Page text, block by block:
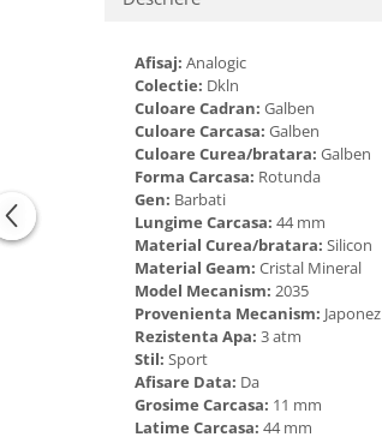
Cadouri pentru Bunici
Cadouri pentru Nasi si Fini
Cadouri pentru Mama
Cadouri pentru profesori sau absolventi
Cadouri Back to school
Cadouri Traditionale Romanesti
Cadouri pentru CUPLU El & Ea
Cadouri Iubitori de animale
Cadouri GRAVIDE
Afisaj: Analogic
Colectie: Dkln
Culoare Cadran: Galben
Culoare Carcasa: Galben
Culoare Curea/bratara: Galben
Forma Carcasa: Rotunda
Gen: Barbati
Lungime Carcasa: 44 mm
Material Curea/bratara: Silicon
Material Geam: Cristal Mineral
Model Mecanism: 2035
Provenienta Mecanism: Japonez
Rezistenta Apa: 3 atm
Stil: Sport
Afisare Data: Da
Grosime Carcasa: 11 mm
Latime Carcasa: 44 mm